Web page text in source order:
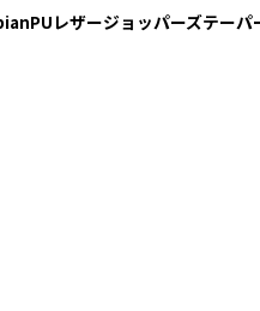
レザージョッパーズテー